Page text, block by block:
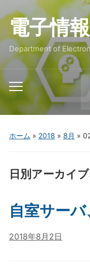
電子情
Department of
Toggle
mobile
menu
ホーム » 2018 » 8月 »
日別アーカイ
自室サー
2018年8月2日